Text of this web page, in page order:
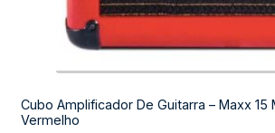
Cubo Amplificador De Guitarra – Maxx 15
Vermelho